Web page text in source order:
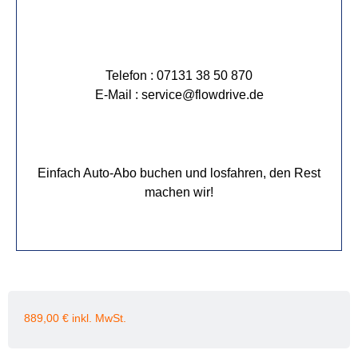
Telefon : 07131 38 50 870
E-Mail : service@flowdrive.de
Einfach Auto-Abo buchen und losfahren, den Rest
machen wir!
889,00 €